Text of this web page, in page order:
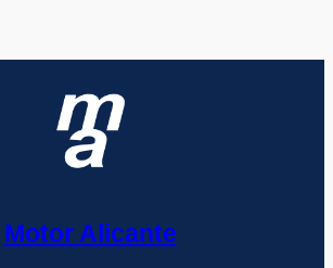
Motor Alicante